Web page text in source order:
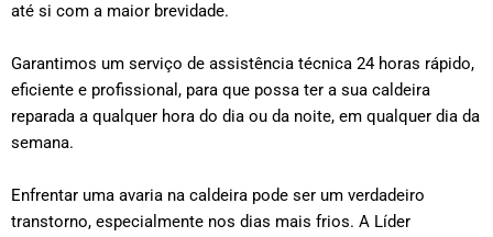
até si com a maior brevidade.
Garantimos um serviço de assistência técnica 24 horas rápido,
eficiente e profissional, para que possa ter a sua caldeira
reparada a qualquer hora do dia ou da noite, em qualquer dia da
semana.
Enfrentar uma avaria na caldeira pode ser um verdadeiro
transtorno, especialmente nos dias mais frios. A Líder